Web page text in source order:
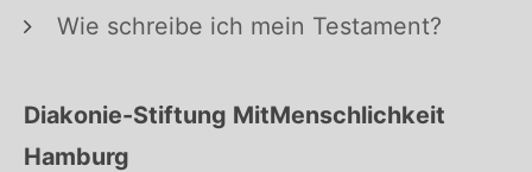
Wie schreibe ich mein Testament?
Diakonie-Stiftung MitMenschlichkeit
Hamburg